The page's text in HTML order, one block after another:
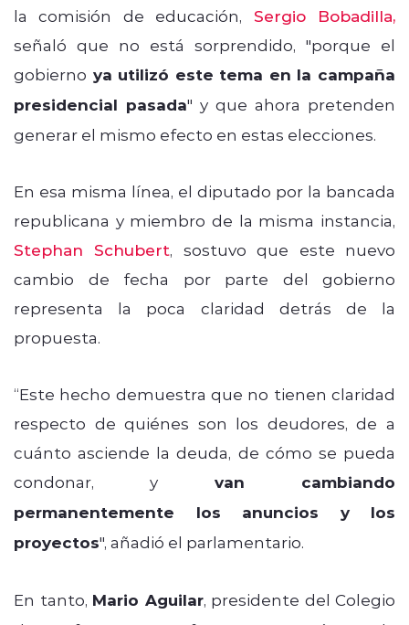
la comisión de educación, Sergio Bobadilla,
señaló que no está sorprendido, "porque el
gobierno ya utilizó este tema en la campaña
presidencial pasada" y que ahora pretenden
generar el mismo efecto en estas elecciones.
En esa misma línea, el diputado por la bancada
republicana y miembro de la misma instancia,
Stephan Schubert, sostuvo que este nuevo
cambio de fecha por parte del gobierno
representa la poca claridad detrás de la
propuesta.
“Este hecho demuestra que no tienen claridad
respecto de quiénes son los deudores, de a
cuánto asciende la deuda, de cómo se pueda
condonar, y van cambiando
permanentemente los anuncios y los
proyectos", añadió el parlamentario.
En tanto, Mario Aguilar, presidente del Colegio